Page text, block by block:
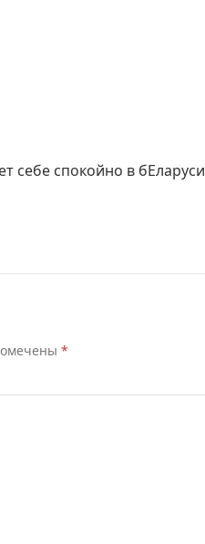
себе спокойно в бЕларуси
*